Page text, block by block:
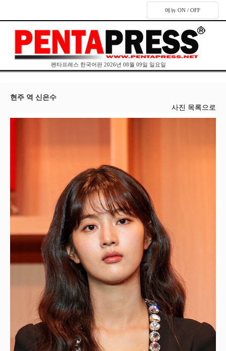
메뉴 ON / OFF
펜타프레스 한국어판 2026년 08월 09일 일요일
현주 역 신은수
사진 목록으로